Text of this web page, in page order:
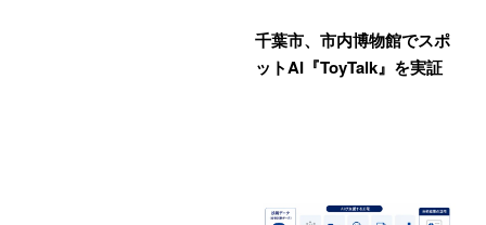
千葉市、市内博物館でスポ
ットAI『ToyTalk』を実証